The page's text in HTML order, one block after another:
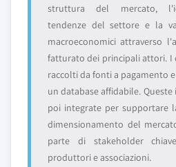
struttura del mercato,
tendenze del settore e la
macroeconomici attraverso
fatturato dei principali attori. I
raccolti da fonti a pagamento
un database affidabile.
poi integrate per supportare
dimensionamento del
parte di stakeholder
produttori e associazioni.